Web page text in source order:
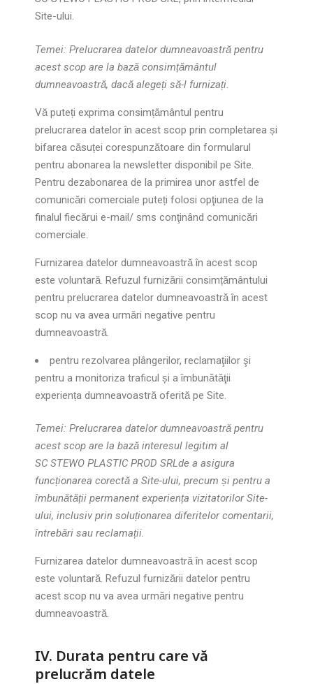
Site-ului.
Temei: Prelucrarea datelor dumneavoastră pentru
acest scop are la bază consimțământul
dumneavoastră, dacă alegeți să-l furnizați.
Vă puteți exprima consimțământul pentru
prelucrarea datelor în acest scop prin completarea și
bifarea căsuței corespunzătoare din formularul
pentru abonarea la newsletter disponibil pe Site.
Pentru dezabonarea de la primirea unor astfel de
comunicări comerciale puteți folosi opţiunea de la
finalul fiecărui e-mail/ sms conţinând comunicări
comerciale.
Furnizarea datelor dumneavoastră în acest scop
este voluntară. Refuzul furnizării consimțământului
pentru prelucrarea datelor dumneavoastră în acest
scop nu va avea urmări negative pentru
dumneavoastră.
pentru rezolvarea plângerilor, reclamaţiilor şi
pentru a monitoriza traficul și a îmbunătăţii
experiența dumneavoastră oferită pe Site.
Temei: Prelucrarea datelor dumneavoastră pentru
acest scop are la bază interesul legitim al
SC STEWO PLASTIC PROD SRLde a asigura
funcționarea corectă a Site-ului, precum și pentru a
îmbunătății permanent experiența vizitatorilor Site-
ului, inclusiv prin soluționarea diferitelor comentarii,
întrebări sau reclamații.
Furnizarea datelor dumneavoastră în acest scop
este voluntară. Refuzul furnizării datelor pentru
acest scop nu va avea urmări negative pentru
dumneavoastră.
IV. Durata pentru care vă
prelucrăm datele